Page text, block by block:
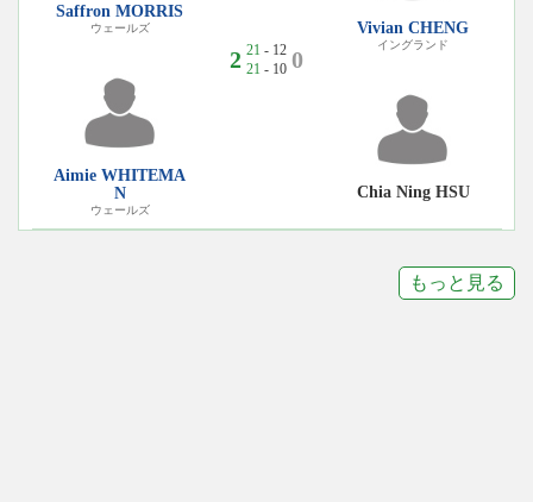
Saffron MORRIS
ウェールズ
Aimie WHITEMA
N
ウェールズ
2 21 - 12
21 - 10 0
Vivian CHENG
イングランド
Chia Ning HSU
もっと見る